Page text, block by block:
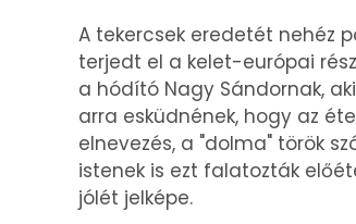
A tekercsek eredetét nehéz
terjedt el a kelet-európai
a hódító Nagy Sándornak,
arra esküdnének, hogy az
elnevezés, a "dolma" török
istenek is ezt falatozták
jólét jelképe.